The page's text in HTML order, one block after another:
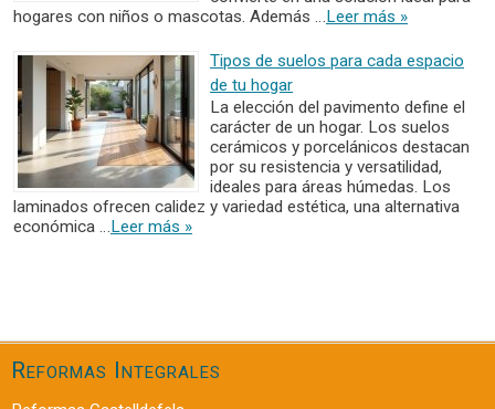
hogares con niños o mascotas. Además …Leer más »
Tipos de suelos para cada espacio
de tu hogar
La elección del pavimento define el
carácter de un hogar. Los suelos
cerámicos y porcelánicos destacan
por su resistencia y versatilidad,
ideales para áreas húmedas. Los
laminados ofrecen calidez y variedad estética, una alternativa
económica …Leer más »
Reformas Integrales